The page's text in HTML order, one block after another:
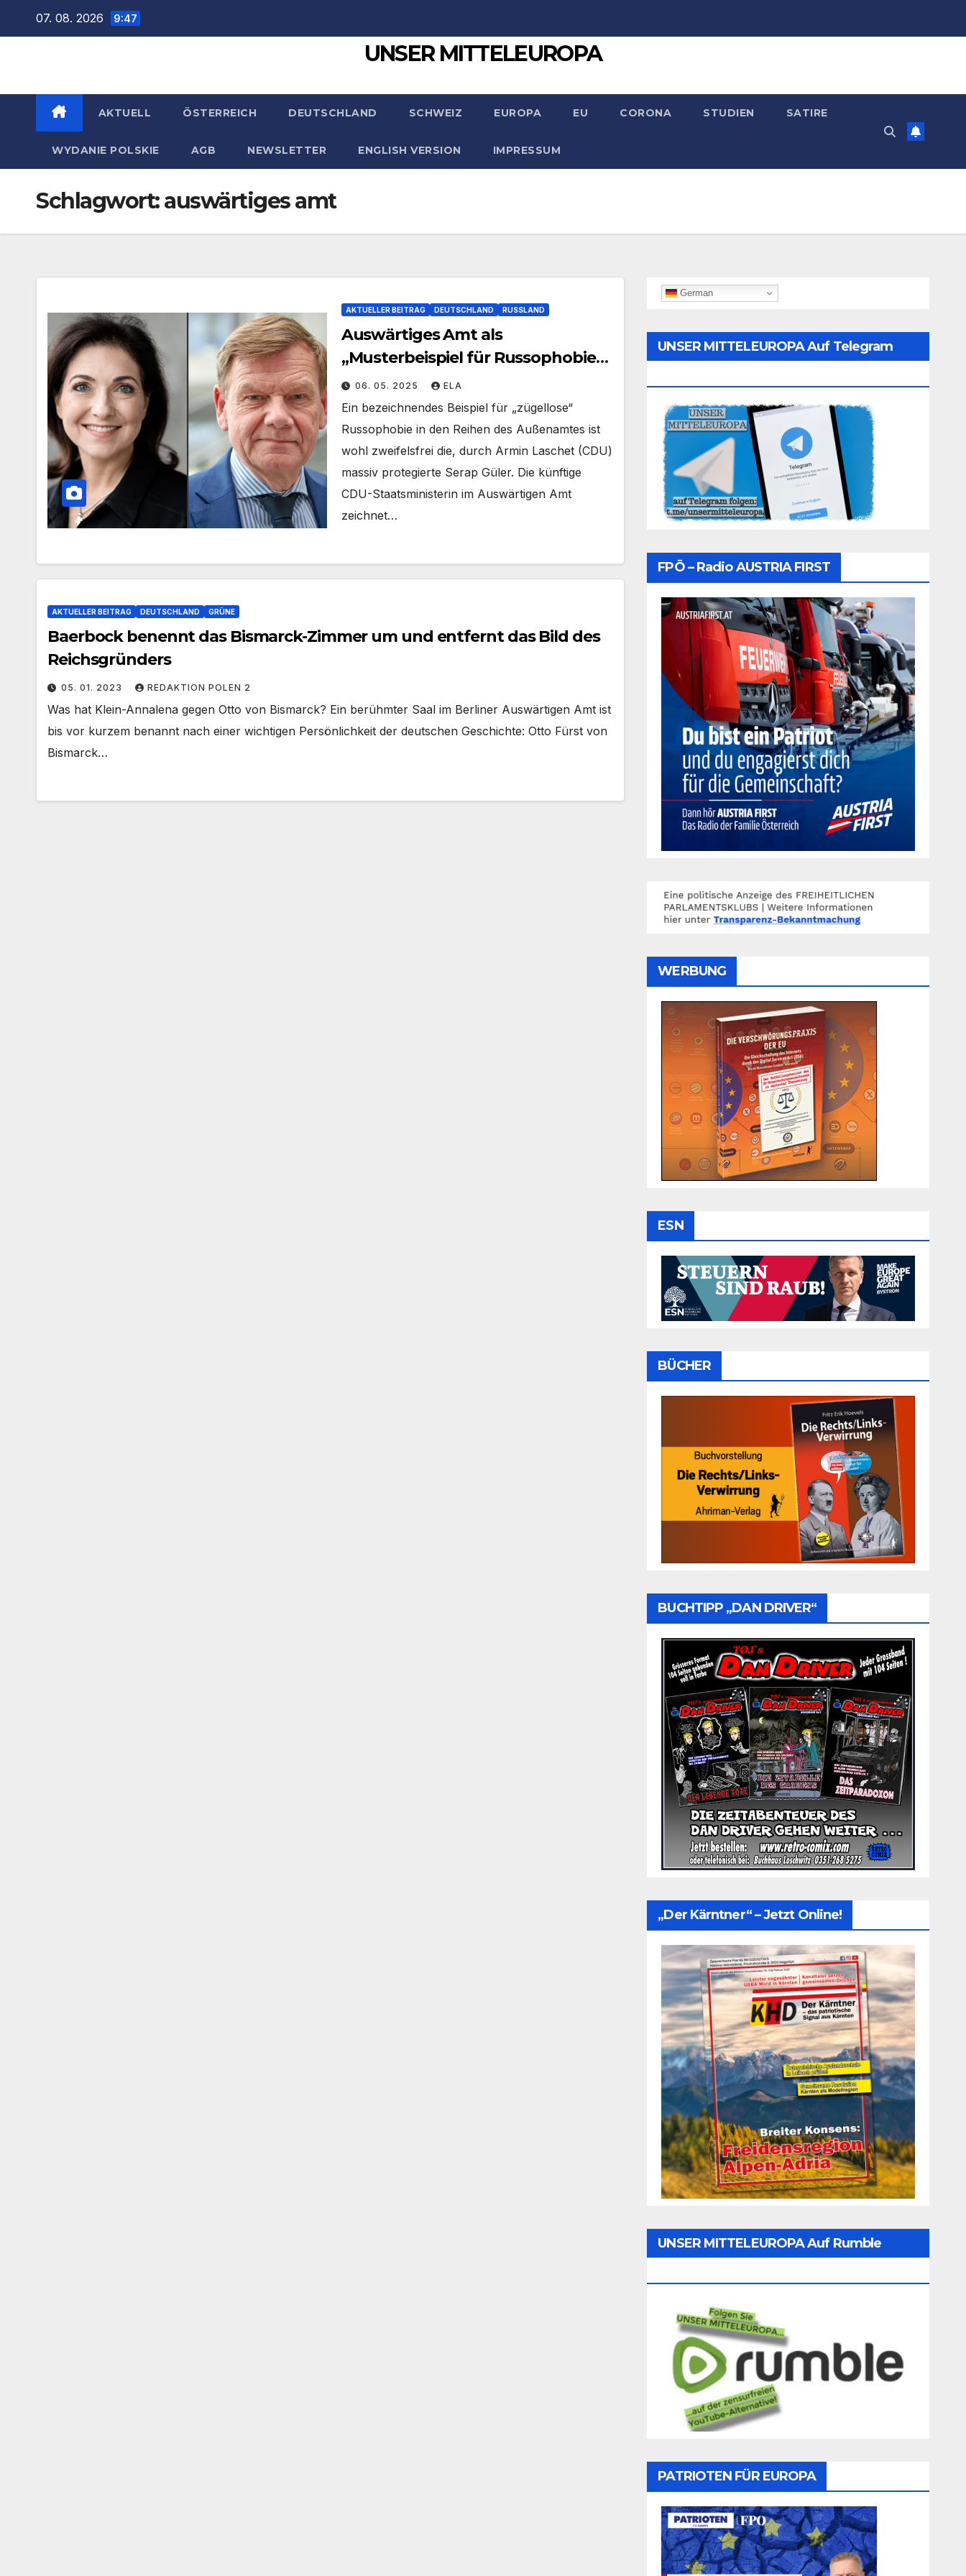
07. 08. 2026 9:47
UNSER MITTELEUROPA
AKTUELL ÖSTERREICH DEUTSCHLAND SCHWEIZ EUROPA EU CORONA STUDIEN SATIRE
WYDANIE POLSKIE AGB NEWSLETTER ENGLISH VERSION IMPRESSUM
Schlagwort:auswärtiges amt
AKTUELLER BEITRAG DEUTSCHLAND RUSSLAND
Auswärtiges Amt als
„Musterbeispiel für Russophobie“ –
es wird sich nichts ändern
06. 05. 2025 ELA
Ein bezeichnendes Beispiel für „zügellose“
Russophobie in den Reihen des Außenamtes ist
wohl zweifelsfrei die, durch Armin Laschet (CDU)
massiv protegierte Serap Güler. Die künftige
CDU-Staatsministerin im Auswärtigen Amt
zeichnet…
AKTUELLER BEITRAG DEUTSCHLAND GRÜNE
Baerbock benennt das Bismarck-Zimmer um und entfernt das Bild des
Reichsgründers
05. 01. 2023 REDAKTION POLEN 2
Was hat Klein-Annalena gegen Otto von Bismarck? Ein berühmter Saal im Berliner Auswärtigen Amt ist
bis vor kurzem benannt nach einer wichtigen Persönlichkeit der deutschen Geschichte: Otto Fürst von
Bismarck…
German
UNSER MITTELEUROPA Auf Telegram
FPÖ – Radio AUSTRIA FIRST
WERBUNG
ESN
BÜCHER
BUCHTIPP „DAN DRIVER“
„Der Kärntner“ – Jetzt Online!
UNSER MITTELEUROPA Auf Rumble
PATRIOTEN FÜR EUROPA